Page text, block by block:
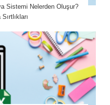
Sistemi Nelerden Oluşur?